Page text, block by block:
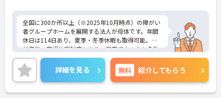
全国に300か所以上（※2025年10月時点）の障がい
者グループホームを展開する法人が母体です。年間
休日は114日あり、夏季・冬季休暇も取得可能。産
前産後・育児休暇制度もあり、子育て中の方も多数
活躍中で、ワークライフバランスを大切にしながら
働ける環境が整っています。研修制度や外部勉強会
の受講支援もあり、スキルアップもしっかりサポー
ト。将来的には管理者やエリアマネージャーへのキ
ャリアアップも目指せます。20代から60代まで幅広
詳細を見る 無料 紹介してもらう